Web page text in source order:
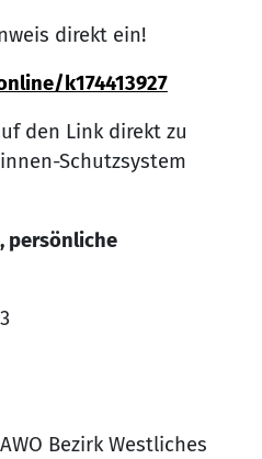
direkt ein!
k174413927
den Link direkt zu
Schutzsystem
persönliche
Bezirk Westliches